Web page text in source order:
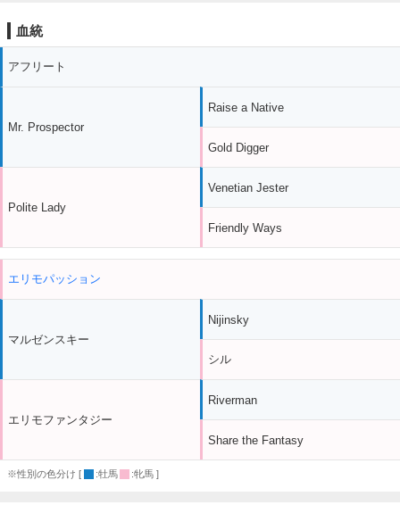
血統
アフリート
Mr. Prospector
Polite Lady
Raise a Native
Gold Digger
Venetian Jester
Friendly Ways
エリモパッション
マルゼンスキー
エリモファンタジー
Nijinsky
シル
Riverman
Share the Fantasy
※性別の色分け [ :牡馬 :牝馬 ]